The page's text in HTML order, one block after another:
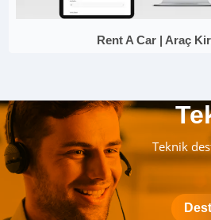
Rent A Car | Araç
Teknik